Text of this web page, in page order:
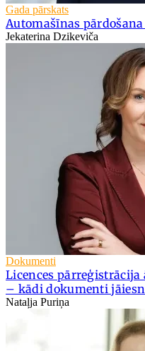
Gada pārskats
Automašīnas
Jekaterina Dzikeviča
Dokumenti
Licences
– kādi dokumenti
Nataļja Puriņa